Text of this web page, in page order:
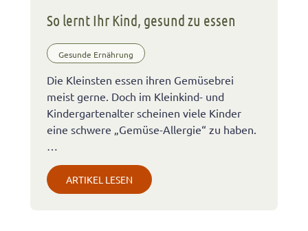
So lernt Ihr Kind, gesund zu essen
Gesunde Ernährung
Die Kleinsten essen ihren Gemüsebrei
meist gerne. Doch im Kleinkind- und
Kindergartenalter scheinen viele Kinder
eine schwere „Gemüse-Allergie“ zu haben.
…
ARTIKEL LESEN